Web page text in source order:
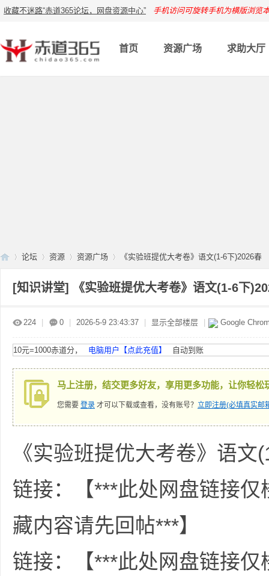
收藏不迷路“赤道365论坛，网盘资源中心” 手机访问可旋转手机为横版浏览
首页 资源广场 求助大厅
论坛 资源 资源广场 《实验班提优大考卷》语文(1-6下)2026春
[知识讲堂] 《实验班提优大考卷》语文(1-6下
224 0 2026-5-9 23:43:37 显示全部楼层 Google
10元=1000赤道分， 电脑用户【点此充值】 自动到账
马上注册，结交更多好友，享用更多功能，让你轻松
您需要 登录 才可以下载或查看，没有账号？ 立即注册(必填真实邮
《实验班提优大考卷》语文
链接：【***此处网盘链接
藏内容请先回帖***】
链接：【***此处网盘链接